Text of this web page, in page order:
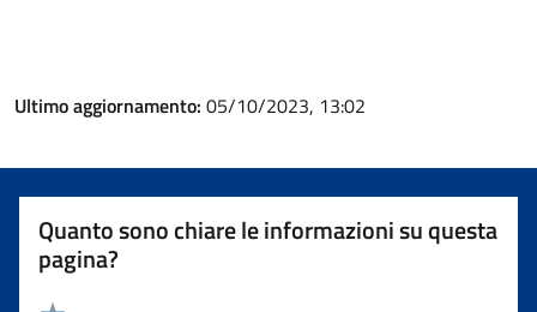
Ultimo aggiornamento: 05/10/2023, 13:02
Quanto sono chiare le informazioni su questa
pagina?